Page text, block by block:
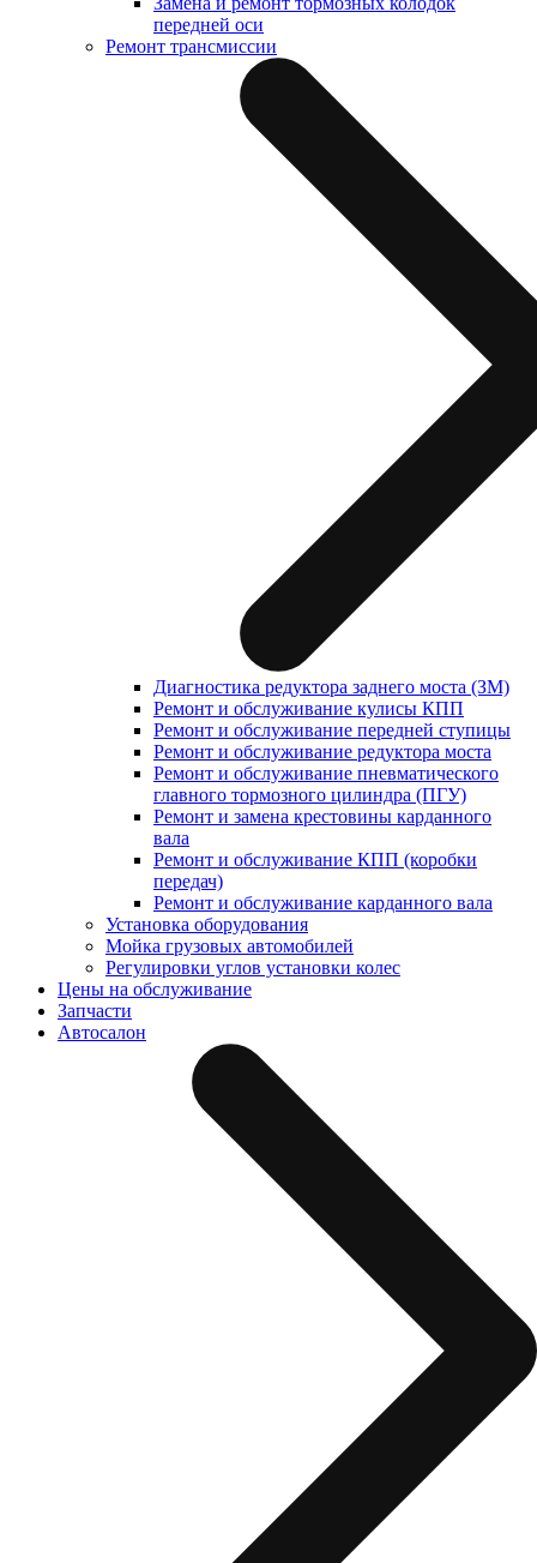
передней оси
Ремонт трансмиссии
Диагностика редуктора заднего моста (ЗМ)
Ремонт и обслуживание кулисы КПП
Ремонт и обслуживание передней ступицы
Ремонт и обслуживание редуктора моста
Ремонт и обслуживание пневматического
главного тормозного цилиндра (ПГУ)
Ремонт и замена крестовины карданного
вала
Ремонт и обслуживание КПП (коробки
передач)
Ремонт и обслуживание карданного вала
Установка оборудования
Мойка грузовых автомобилей
Регулировки углов установки колес
Цены на обслуживание
Запчасти
Автосалон